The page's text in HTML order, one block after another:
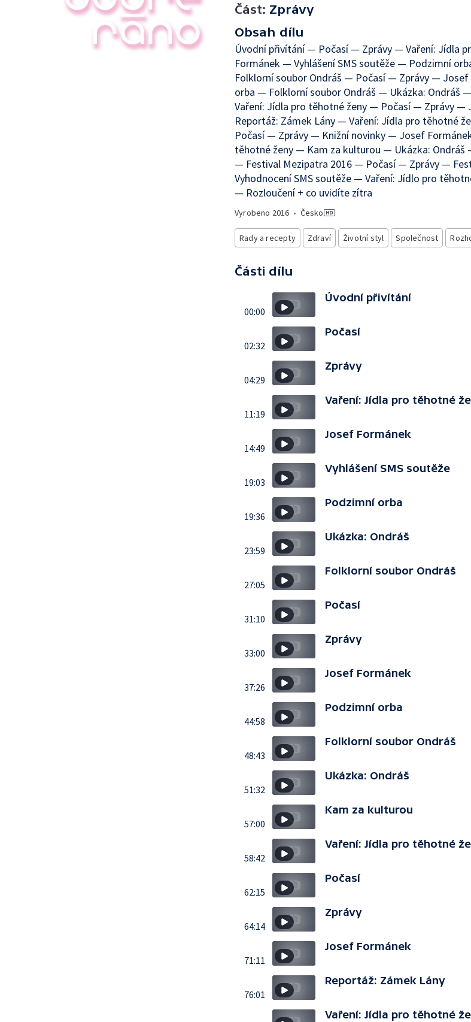
Část: Zprávy
Obsah dílu
Úvodní přivítání — Počasí — Zprávy — Vaření: Jídla
Formánek — Vyhlášení SMS soutěže — Podzimní
Folklorní soubor Ondráš — Počasí — Zprávy —
orba — Folklorní soubor Ondráš — Ukázka: Ondráš
Vaření: Jídla pro těhotné ženy — Počasí — Zprávy —
Reportáž: Zámek Lány — Vaření: Jídla pro těhotné
Počasí — Zprávy — Knižní novinky — Josef
těhotné ženy — Kam za kulturou — Ukázka: Ondráš
— Festival Mezipatra 2016 — Počasí — Zprávy —
Vyhodnocení SMS soutěže — Vaření: Jídlo pro
— Rozloučení + co uvidíte zítra
Vyrobeno 2016 • Česko
Rady a recepty Zdraví Životní styl Společnost
Části dílu
00:00
Úvodní přivítání
02:32
Počasí
04:29
Zprávy
11:19
Vaření: Jídla pro těhotné
14:49
Josef Formánek
19:03
Vyhlášení SMS soutěže
19:36
Podzimní orba
23:59
Ukázka: Ondráš
27:05
Folklorní soubor Ondráš
31:10
Počasí
33:00
Zprávy
37:26
Josef Formánek
44:58
Podzimní orba
48:43
Folklorní soubor Ondráš
51:32
Ukázka: Ondráš
57:00
Kam za kulturou
58:42
Vaření: Jídla pro těhotné
62:15
Počasí
64:14
Zprávy
71:11
Josef Formánek
76:01
Reportáž: Zámek Lány
Vaření: Jídla pro těhotné